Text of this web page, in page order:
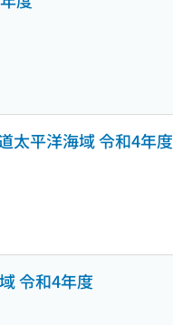
太平洋海域 令和4年度
令和4年度